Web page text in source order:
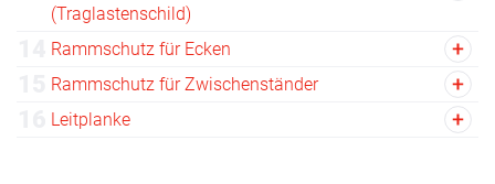
(Traglastenschild)
Rammschutz für Ecken
Rammschutz für Zwischenständer
Leitplanke